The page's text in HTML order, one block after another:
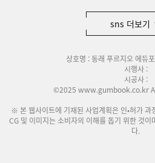
sns 더보기
상호명 : 동래 푸르지오 에듀
시행사 :
시공사 :
©2025 www.gumbook.co.kr
※ 본 웹사이트에 기재된 사업계획은 인•허가 과
CG 및 이미지는 소비자의 이해를 돕기 위한 것
다.